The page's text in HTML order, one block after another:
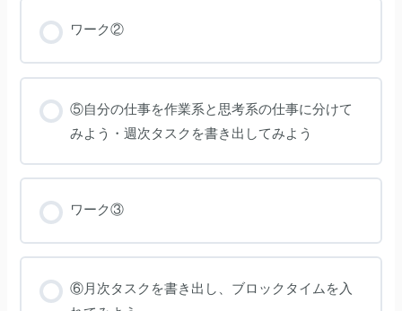
ワーク②
⑤自分の仕事を作業系と思考系の仕事に分けて
みよう・週次タスクを書き出してみよう
ワーク③
⑥月次タスクを書き出し、ブロックタイムを入